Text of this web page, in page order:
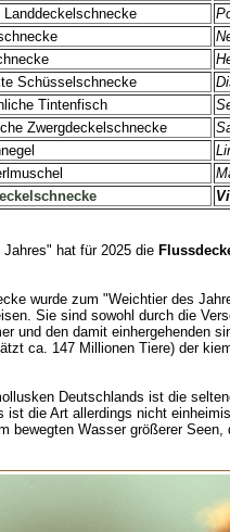
Landdeckelschnecke
Schüsselschnecke
Tintenfisch
Zwergdeckelschnecke
hat für 2025 die
wurde zum "Weichtier des
Sie sind sowohl durch die
und den damit einhergehenden
ca. 147 Millionen Tiere) der
Deutschlands ist die
ist die Art allerdings nicht
bewegten Wasser größerer